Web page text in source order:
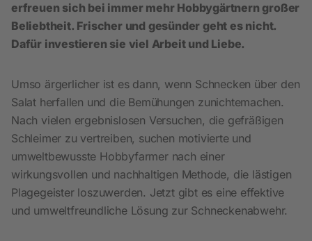
erfreuen sich bei immer mehr Hobbygärtnern großer
Beliebtheit. Frischer und gesünder geht es nicht.
Dafür investieren sie viel Arbeit und Liebe.
Umso ärgerlicher ist es dann, wenn Schnecken über den
Salat herfallen und die Bemühungen zunichtemachen.
Nach vielen ergebnislosen Versuchen, die gefräßigen
Schleimer zu vertreiben, suchen motivierte und
umweltbewusste Hobbyfarmer nach einer
wirkungsvollen und nachhaltigen Methode, die lästigen
Plagegeister loszuwerden. Jetzt gibt es eine effektive
und umweltfreundliche Lösung zur Schneckenabwehr.